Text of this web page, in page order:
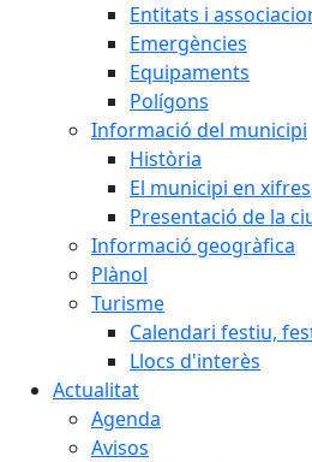
Entitats i
Emergències
Equipaments
Polígons
Informació del municipi
Història
El municipi en xifres
Presentació de la
Informació geogràfica
Plànol
Turisme
Calendari festiu,
Llocs d'interès
Actualitat
Agenda
Avisos